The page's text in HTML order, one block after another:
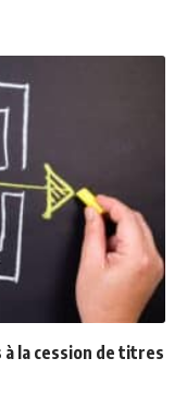
la cession de titres